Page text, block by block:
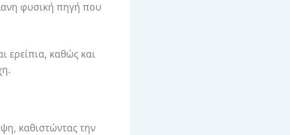
φυσική πηγή που
ερείπια, καθώς και
καθιστώντας την